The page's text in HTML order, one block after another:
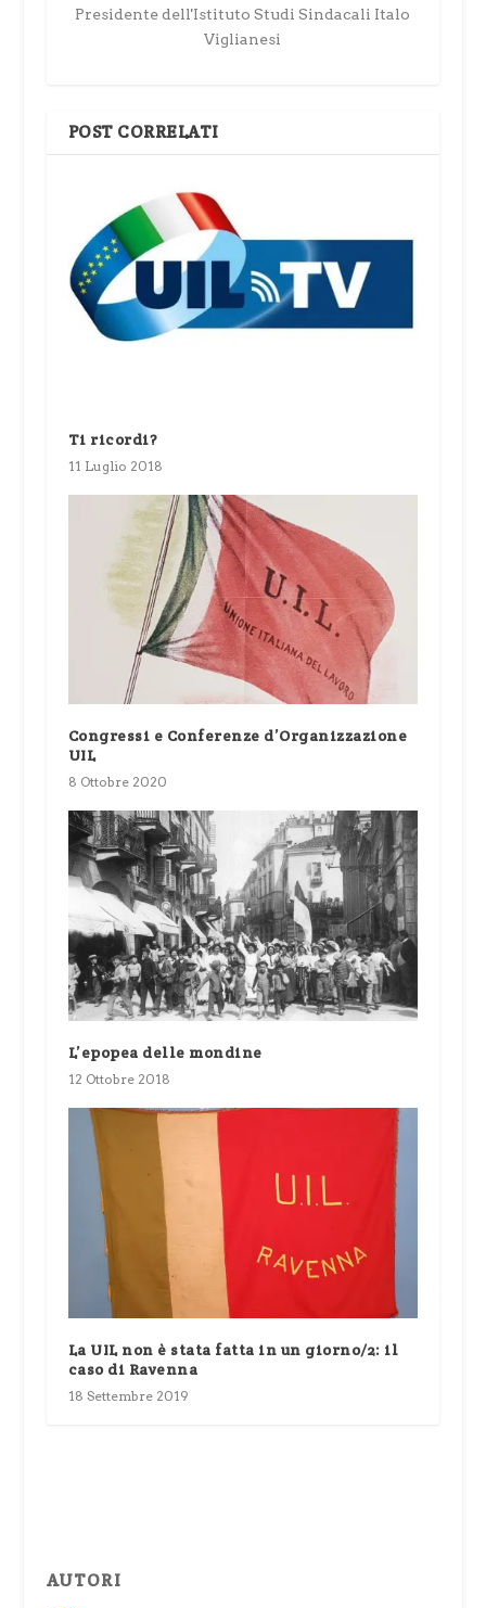
Presidente dell'Istituto Studi Sindacali Italo
Viglianesi
POST CORRELATI
Ti ricordi?
11 Luglio 2018
Congressi e Conferenze d’Organizzazione
UIL
8 Ottobre 2020
L’epopea delle mondine
12 Ottobre 2018
La UIL non è stata fatta in un giorno/2: il
caso di Ravenna
18 Settembre 2019
AUTORI